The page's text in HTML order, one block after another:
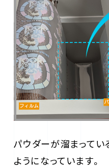
パウダーが溜まってい
ようになっています。